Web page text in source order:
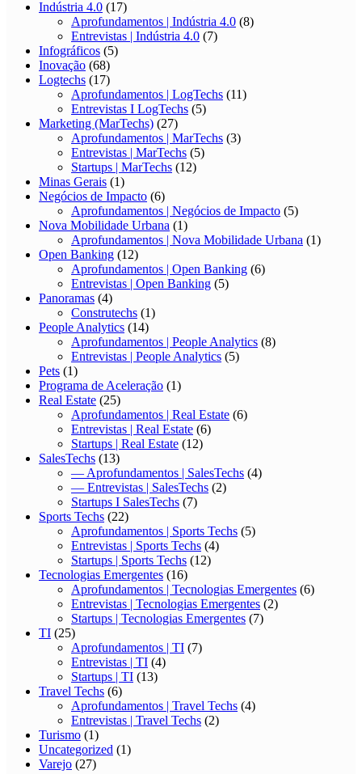
Indústria 4.0 (17)
Aprofundamentos | Indústria 4.0 (8)
Entrevistas | Indústria 4.0 (7)
Infográficos (5)
Inovação (68)
Logtechs (17)
Aprofundamentos | LogTechs (11)
Entrevistas I LogTechs (5)
Marketing (MarTechs) (27)
Aprofundamentos | MarTechs (3)
Entrevistas | MarTechs (5)
Startups | MarTechs (12)
Minas Gerais (1)
Negócios de Impacto (6)
Aprofundamentos | Negócios de Impacto (5)
Nova Mobilidade Urbana (1)
Aprofundamentos | Nova Mobilidade Urbana (1)
Open Banking (12)
Aprofundamentos | Open Banking (6)
Entrevistas | Open Banking (5)
Panoramas (4)
Construtechs (1)
People Analytics (14)
Aprofundamentos | People Analytics (8)
Entrevistas | People Analytics (5)
Pets (1)
Programa de Aceleração (1)
Real Estate (25)
Aprofundamentos | Real Estate (6)
Entrevistas | Real Estate (6)
Startups | Real Estate (12)
SalesTechs (13)
— Aprofundamentos | SalesTechs (4)
— Entrevistas | SalesTechs (2)
Startups I SalesTechs (7)
Sports Techs (22)
Aprofundamentos | Sports Techs (5)
Entrevistas | Sports Techs (4)
Startups | Sports Techs (12)
Tecnologias Emergentes (16)
Aprofundamentos | Tecnologias Emergentes (6)
Entrevistas | Tecnologias Emergentes (2)
Startups | Tecnologias Emergentes (7)
TI (25)
Aprofundamentos | TI (7)
Entrevistas | TI (4)
Startups | TI (13)
Travel Techs (6)
Aprofundamentos | Travel Techs (4)
Entrevistas | Travel Techs (2)
Turismo (1)
Uncategorized (1)
Varejo (27)